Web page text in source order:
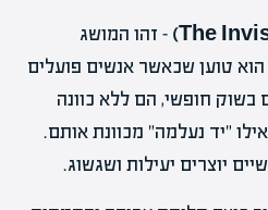
– זהו המושג
טוען שכאשר אנשים פועלים
חופשי, הם ללא כוונה
"יד נעלמה" מכוונת אותם.
יוצרים יעילות ושגשוג.